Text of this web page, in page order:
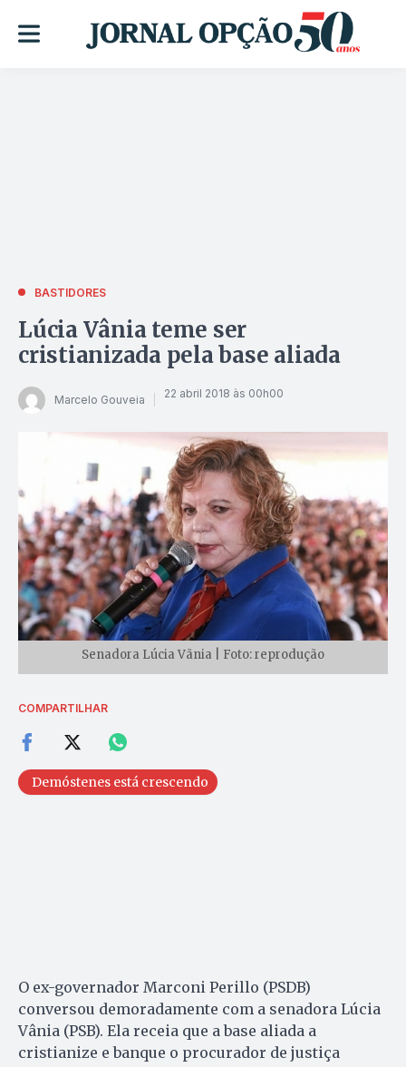
BASTIDORES
Lúcia Vânia teme ser
cristianizada pela base aliada
Marcelo Gouveia 22 abril 2018 às 00h00
Senadora Lúcia Vãnia | Foto: reprodução
COMPARTILHAR
Demóstenes está crescendo
O ex-governador Marconi Perillo (PSDB)
conversou demoradamente com a senadora Lúcia
Vânia (PSB). Ela receia que a base aliada a
cristianize e banque o procurador de justiça